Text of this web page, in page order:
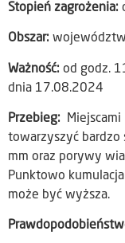
Stopień zagrożenia:
Obszar:
Ważność: od godz.
dnia 17.08.2024
Przebieg:
towarzyszyć bardzo
mm oraz porywy
Punktowo
może być wyższa.